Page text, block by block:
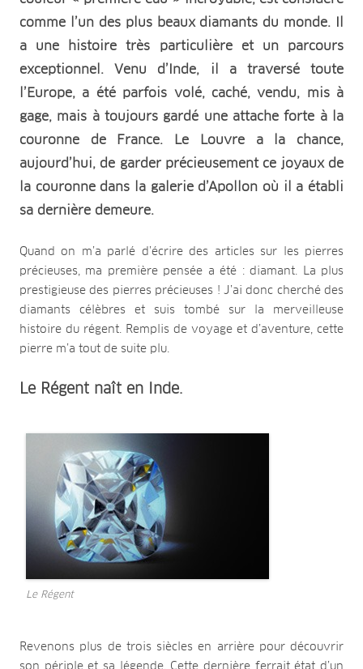
comme l’un des plus beaux diamants du monde. Il
a une histoire très particulière et un parcours
exceptionnel. Venu d’Inde, il a traversé toute
l’Europe, a été parfois volé, caché, vendu, mis à
gage, mais à toujours gardé une attache forte à la
couronne de France. Le Louvre a la chance,
aujourd’hui, de garder précieusement ce joyaux de
la couronne dans la galerie d’Apollon où il a établi
sa dernière demeure.
Quand on m’a parlé d’écrire des articles sur les pierres
précieuses, ma première pensée a été : diamant. La plus
prestigieuse des pierres précieuses ! J’ai donc cherché des
diamants célèbres et suis tombé sur la merveilleuse
histoire du régent. Remplis de voyage et d’aventure, cette
pierre m’a tout de suite plu.
Le Régent naît en Inde.
Le Régent
Revenons plus de trois siècles en arrière pour découvrir
son périple et sa légende. Cette dernière ferrait état d’un